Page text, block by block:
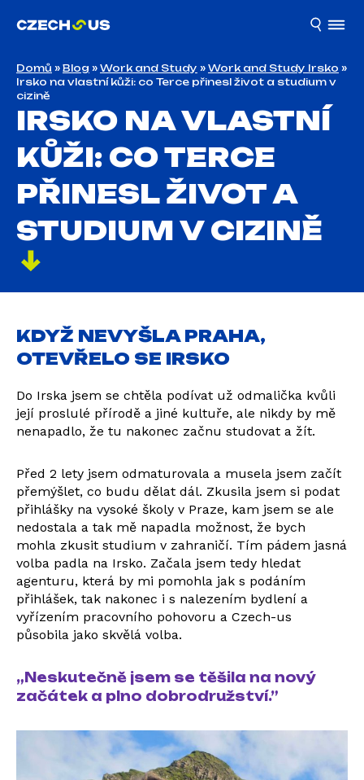
Domů » Blog » Work and Study » Work and Study Irsko »
Irsko na vlastní kůži: co Terce přinesl život a studium v
cizině
IRSKO NA VLASTNÍ
KŮŽI: CO TERCE
PŘINESL ŽIVOT A
STUDIUM V CIZINĚ
KDYŽ NEVYŠLA PRAHA,
OTEVŘELO SE IRSKO
Do Irska jsem se chtěla podívat už odmalička kvůli
její proslulé přírodě a jiné kultuře, ale nikdy by mě
nenapadlo, že tu nakonec začnu studovat a žít.
Před 2 lety jsem odmaturovala a musela jsem začít
přemýšlet, co budu dělat dál. Zkusila jsem si podat
přihlášky na vysoké školy v Praze, kam jsem se ale
nedostala a tak mě napadla možnost, že bych
mohla zkusit studium v zahraničí. Tím pádem jasná
volba padla na Irsko. Začala jsem tedy hledat
agenturu, která by mi pomohla jak s podáním
přihlášek, tak nakonec i s nalezením bydlení a
vyřízením pracovního pohovoru a Czech-us
působila jako skvělá volba.
„Neskutečně jsem se těšila na nový
začátek a plno dobrodružství.”